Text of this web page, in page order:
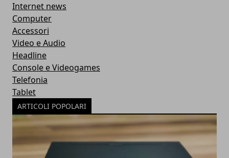
Internet news
Computer
Accessori
Video e Audio
Headline
Console e Videogames
Telefonia
Tablet
ARTICOLI POPOLARI